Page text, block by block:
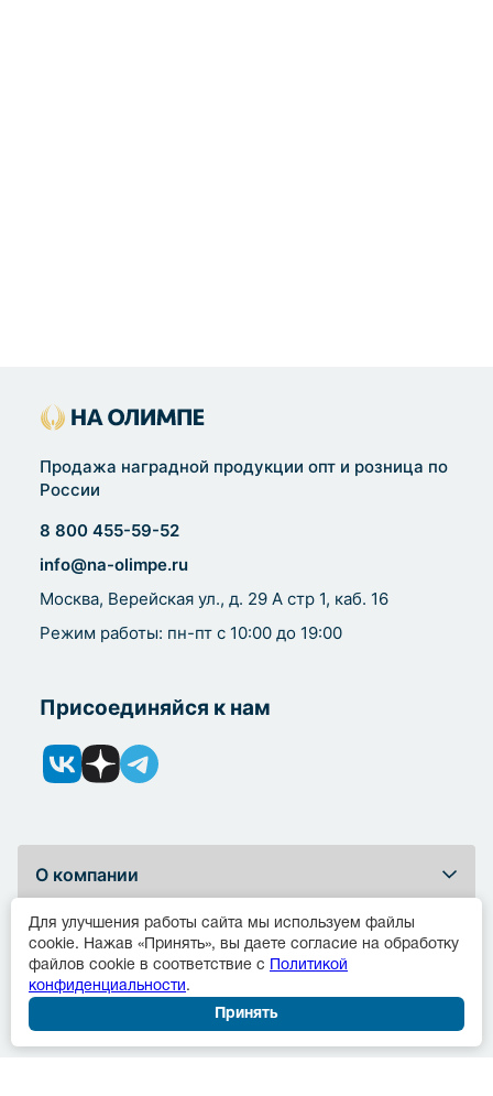
Продажа наградной продукции опт и розница по
России
8 800 455-59-52
info@na-olimpe.ru
Москва, Верейская ул., д. 29 А стр 1, каб. 16
Режим работы: пн-пт с 10:00 до 19:00
Присоединяйся к нам
О компании
Покупателям
Помощь и поддержка
Для улучшения работы сайта мы используем файлы
cookie. Нажав «Принять», вы даете согласие на обработку
файлов cookie в соответствие с Политикой
конфиденциальности.
Принять